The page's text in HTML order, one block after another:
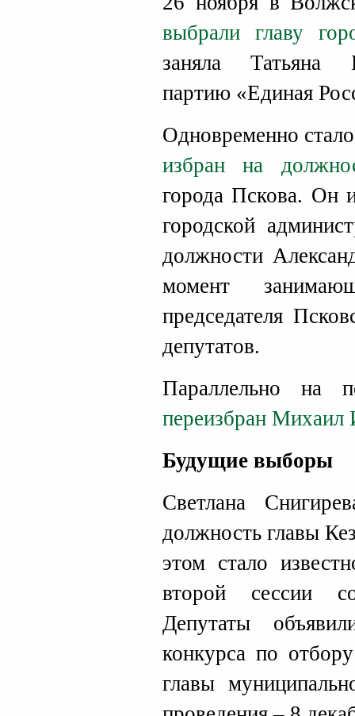
выбрали главу
заняла Татьяна
партию «Единая
Одновременно
избран на
города Пскова. Он
городской
должности
момент
председателя
депутатов.
Параллельно на
переизбран Михаил
Будущие выборы
Светлана
должность главы
этом стало
второй сессии
Депутаты
конкурса по
главы